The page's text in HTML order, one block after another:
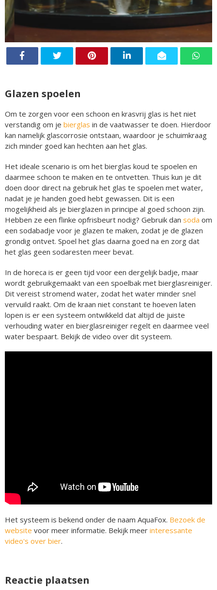
Glazen spoelen
Om te zorgen voor een schoon en krasvrij glas is het niet
verstandig om je bierglas in de vaatwasser te doen. Hierdoor
kan namelijk glascorrosie ontstaan, waardoor je schuimkraag
zich minder goed kan hechten aan het glas.
Het ideale scenario is om het bierglas koud te spoelen en
daarmee schoon te maken en te ontvetten. Thuis kun je dit
doen door direct na gebruik het glas te spoelen met water,
nadat je je handen goed hebt gewassen. Dit is een
mogelijkheid als je bierglazen in principe al goed schoon zijn.
Hebben ze een flinke opfrisbeurt nodig? Gebruik dan soda om
een sodabadje voor je glazen te maken, zodat je de glazen
grondig ontvet. Spoel het glas daarna goed na en zorg dat
het glas geen sodaresten meer bevat.
In de horeca is er geen tijd voor een dergelijk badje, maar
wordt gebruikgemaakt van een spoelbak met bierglasreiniger.
Dit vereist stromend water, zodat het water minder snel
vervuild raakt. Om de kraan niet constant te hoeven laten
lopen is er een systeem ontwikkeld dat altijd de juiste
verhouding water en bierglasreiniger regelt en daarmee veel
water bespaart. Bekijk de video over dit systeem.
Het systeem is bekend onder de naam AquaFox. Bezoek de
website voor meer informatie. Bekijk meer interessante
video's over bier.
Reactie plaatsen